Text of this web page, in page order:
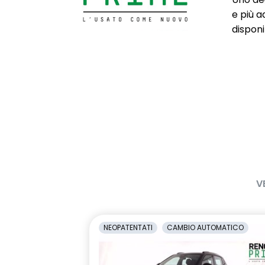
Fari anteriori LED
Gancio
Sedili posteriori abbattibili 60/40
Sedili
Sensore Temperatura Esterna
Sensori di
e più
NEOPATENTATI CAMBIO AUTOMATICO